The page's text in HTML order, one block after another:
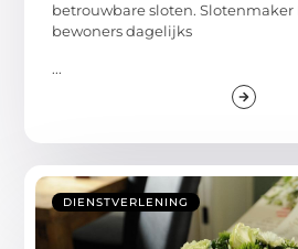
betrouwbare sloten.
bewoners dagelijks
...
DIENSTVERLENING